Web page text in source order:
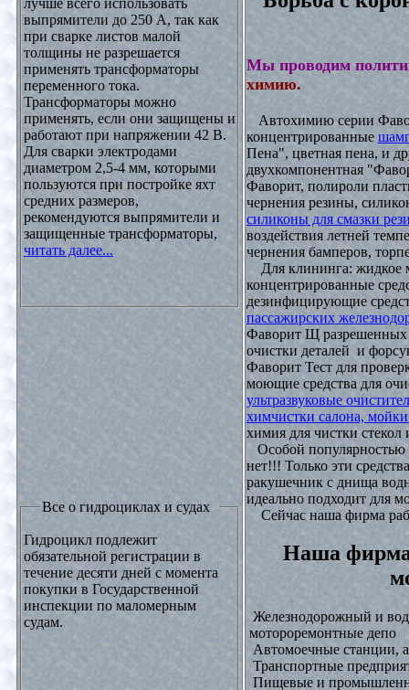
лучше всего использовать
выпрямители до 250 А, так как
при сварке листов малой
толщины не разрешается
применять трансформаторы
переменного тока.
Трансформаторы можно
применять, если они защищены и
работают при напряжении 42 В.
Для сварки электродами
диаметром 2,5-4 мм, которыми
пользуются при постройке яхт
средних размеров,
рекомендуются выпрямители и
защищенные трансформаторы,
читать далее...
Все о гидроциклах и судах
Гидроцикл подлежит
обязательной регистрации в
течение десяти дней с момента
покупки в Государственной
инспекции по маломерным
судам.
Мы проводим
химию.
Автохимию серии
концентрированные
Пена", цветная пена, и
двухкомпонентная
Фаворит, полироли
чернения резины,
силиконы для смазки
воздействия летней
чернения бамперов,
Для клининга: жидкое
концентрированные
дезинфицирующие
пассажирских
Фаворит Щ
очистки деталей и
Фаворит Тест для
моющие средства для
ультразвуковые
химчистки салона,
химия для чистки стекол
Особой популярностью
нет!!! Только эти
ракушечник с днища
идеально подходит для
Сейчас наша фирма
Наша фирма
Железнодорожный и
мотороремонтные депо
Автомоечные станции,
Транспортные
Пищевые и